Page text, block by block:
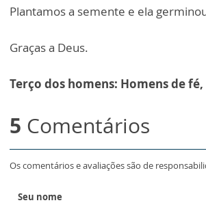
Plantamos a semente e ela
Graças a Deus.​
Terço dos homens: Homens de
5 Comentários
Os comentários e avaliações são de
Seu nome